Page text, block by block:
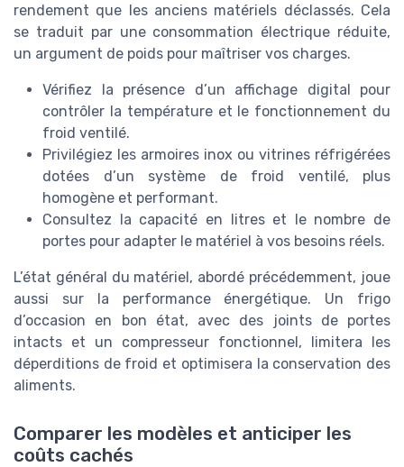
rendement que les anciens matériels déclassés. Cela
se traduit par une consommation électrique réduite,
un argument de poids pour maîtriser vos charges.
Vérifiez la présence d’un affichage digital pour
contrôler la température et le fonctionnement du
froid ventilé.
Privilégiez les armoires inox ou vitrines réfrigérées
dotées d’un système de froid ventilé, plus
homogène et performant.
Consultez la capacité en litres et le nombre de
portes pour adapter le matériel à vos besoins réels.
L’état général du matériel, abordé précédemment, joue
aussi sur la performance énergétique. Un frigo
d’occasion en bon état, avec des joints de portes
intacts et un compresseur fonctionnel, limitera les
déperditions de froid et optimisera la conservation des
aliments.
Comparer les modèles et anticiper les
coûts cachés